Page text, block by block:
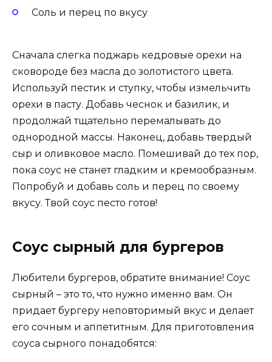
Соль и перец по вкусу
Сначала слегка поджарь кедровые орехи на
сковороде без масла до золотистого цвета.
Используй пестик и ступку, чтобы измельчить
орехи в пасту. Добавь чеснок и базилик, и
продолжай тщательно перемалывать до
однородной массы. Наконец, добавь твердый
сыр и оливковое масло. Помешивай до тех пор,
пока соус не станет гладким и кремообразным.
Попробуй и добавь соль и перец по своему
вкусу. Твой соус песто готов!
Соус сырный для бургеров
Любители бургеров, обратите внимание! Соус
сырный – это то, что нужно именно вам. Он
придает бургеру неповторимый вкус и делает
его сочным и аппетитным. Для приготовления
соуса сырного понадобятся: